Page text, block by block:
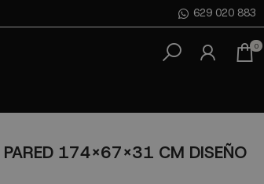
629 020 883
0
PARED 174X67X31 CM DISEÑO